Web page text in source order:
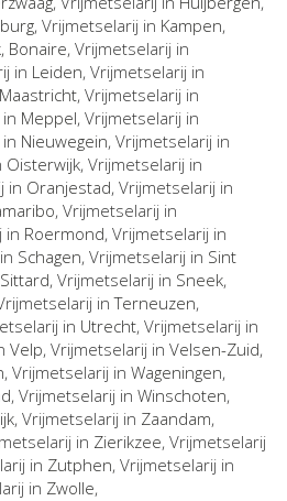
, Vrijmetselarij in Kampen,
Bonaire, Vrijmetselarij in
in Leiden, Vrijmetselarij in
Maastricht, Vrijmetselarij in
Meppel, Vrijmetselarij in
Nieuwegein, Vrijmetselarij in
Oisterwijk, Vrijmetselarij in
in Oranjestad, Vrijmetselarij in
, Vrijmetselarij in
in Roermond, Vrijmetselarij in
Schagen, Vrijmetselarij in Sint
Sittard, Vrijmetselarij in Sneek,
inTerneuzen,
in Utrecht, Vrijmetselarij in
Velp, Vrijmetselarij in Velsen-Zuid,
, Vrijmetselarij in Wageningen,
, Vrijmetselarij in Winschoten,
, Vrijmetselarij in Zaandam,
in Zierikzee, Vrijmetselarij
in Zutphen, Vrijmetselarij in
in Zwolle,